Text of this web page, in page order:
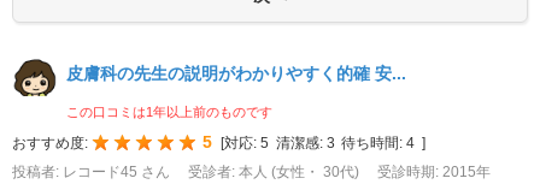
皮膚科の先生の説明がわかりやすく的確 安...
この口コミは1年以上前のものです
おすすめ度: 5 対応: 5 清潔感: 3 待ち時間: 4
投稿者: レコード45 さん
受診者: 本人 (女性・ 30代) 受診時期: 2015年